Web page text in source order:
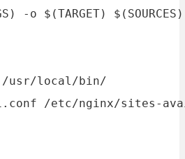
-o $(TARGET)
usr/local/bin/
/etc/nginx/sites-